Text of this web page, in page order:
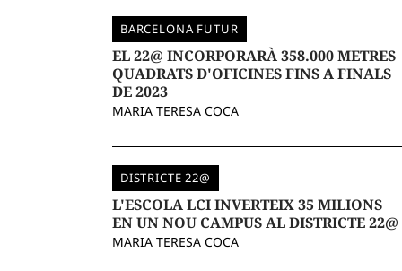
BARCELONA FUTUR
EL 22@ INCORPORARÀ 358.000 METRES
QUADRATS D'OFICINES FINS A FINALS
DE 2023
MARIA TERESA COCA
DISTRICTE 22@
L'ESCOLA LCI INVERTEIX 35 MILIONS
EN UN NOU CAMPUS AL DISTRICTE 22@
MARIA TERESA COCA